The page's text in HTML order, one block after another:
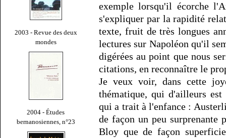
2003 - Revue des deux
mondes
2004 - Études
bernanosiennes, n°23
exemple lorsqu'il écorche
s'expliquer par la rapidité
texte, fruit de très longues
lectures sur Napoléon qu'il
digérées au point que nous
citations, en reconnaître le
Je veux voir, dans cette
thématique, qui d'ailleurs
qui a trait à l'enfance :
de façon un peu surprenante
Bloy que de façon